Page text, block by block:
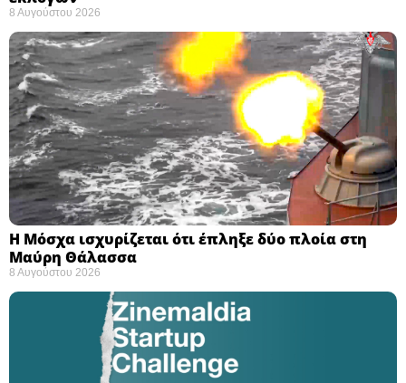
8 Αυγούστου 2026
Η Μόσχα ισχυρίζεται ότι έπληξε δύο πλοία στη
Μαύρη Θάλασσα ​
8 Αυγούστου 2026